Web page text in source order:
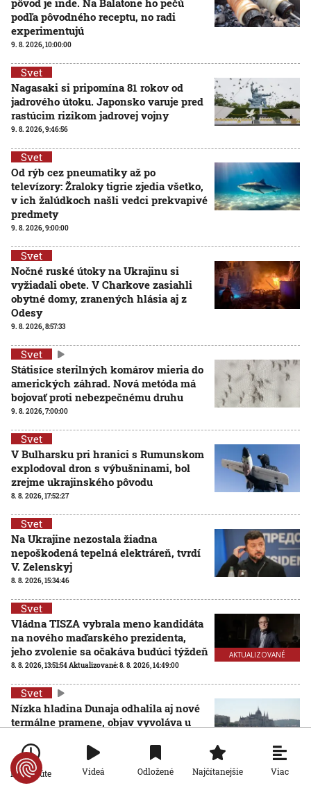
pôvod je inde. Na Balatone ho pečú
podľa pôvodného receptu, no radi
experimentujú
9. 8. 2026, 10:00:00
Svet
Nagasaki si pripomína 81 rokov od
jadrového útoku. Japonsko varuje pred
rastúcim rizikom jadrovej vojny
9. 8. 2026, 9:46:56
Svet
Od rýb cez pneumatiky až po
televízory: Žraloky tigrie zjedia všetko,
v ich žalúdkoch našli vedci prekvapivé
predmety
9. 8. 2026, 9:00:00
Svet
Nočné ruské útoky na Ukrajinu si
vyžiadali obete. V Charkove zasiahli
obytné domy, zranených hlásia aj z
Odesy
9. 8. 2026, 8:57:33
Svet
Státisíce sterilných komárov mieria do
amerických záhrad. Nová metóda má
bojovať proti nebezpečnému druhu
9. 8. 2026, 7:00:00
Svet
V Bulharsku pri hranici s Rumunskom
explodoval dron s výbušninami, bol
zrejme ukrajinského pôvodu
8. 8. 2026, 17:52:27
Svet
Na Ukrajine nezostala žiadna
nepoškodená tepelná elektráreň, tvrdí
V. Zelenskyj
8. 8. 2026, 15:34:46
AKTUALIZOVANÉ
Svet
Vládna TISZA vybrala meno kandidáta
na nového maďarského prezidenta,
jeho zvolenie sa očakáva budúci týždeň
8. 8. 2026, 13:51:54Aktualizované:8. 8. 2026, 14:49:00
Svet
Nízka hladina Dunaja odhalila aj nové
termálne pramene, objav vyvoláva u
8. 8. 2026, 11:30:31
Po minúte Videá Odložené Najčítanejšie Viac